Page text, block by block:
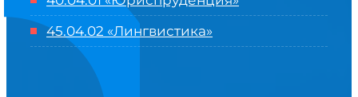
45.04.02 «Лингвистика»